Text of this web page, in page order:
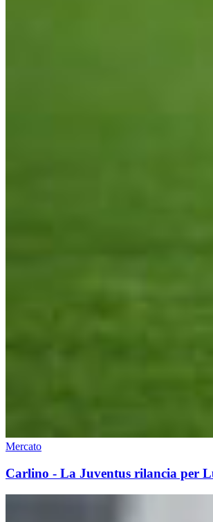
Mercato
Carlino - La Juventus rilancia per